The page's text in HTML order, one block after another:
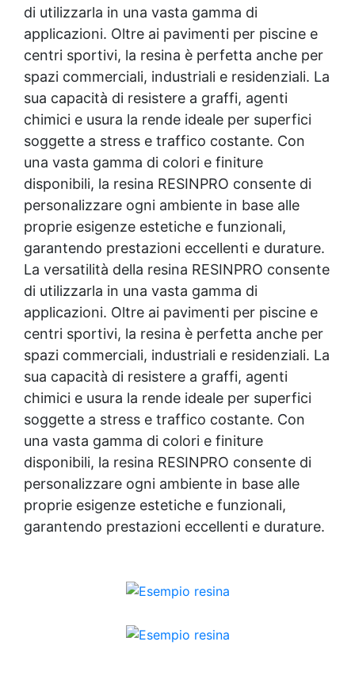
di utilizzarla in una vasta gamma di
applicazioni. Oltre ai pavimenti per piscine e
centri sportivi, la resina è perfetta anche per
spazi commerciali, industriali e residenziali. La
sua capacità di resistere a graffi, agenti
chimici e usura la rende ideale per superfici
soggette a stress e traffico costante. Con
una vasta gamma di colori e finiture
disponibili, la resina RESINPRO consente di
personalizzare ogni ambiente in base alle
proprie esigenze estetiche e funzionali,
garantendo prestazioni eccellenti e durature.
La versatilità della resina RESINPRO consente
di utilizzarla in una vasta gamma di
applicazioni. Oltre ai pavimenti per piscine e
centri sportivi, la resina è perfetta anche per
spazi commerciali, industriali e residenziali. La
sua capacità di resistere a graffi, agenti
chimici e usura la rende ideale per superfici
soggette a stress e traffico costante. Con
una vasta gamma di colori e finiture
disponibili, la resina RESINPRO consente di
personalizzare ogni ambiente in base alle
proprie esigenze estetiche e funzionali,
garantendo prestazioni eccellenti e durature.